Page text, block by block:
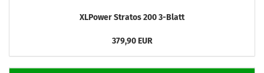
XLPower Stratos 200 3-Blatt
379,90 EUR